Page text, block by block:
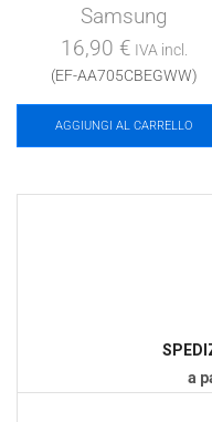
Samsung
16,90 € IVA incl.
(EF-AA705CBEGWW)
AGGIUNGI AL CARRELLO
a